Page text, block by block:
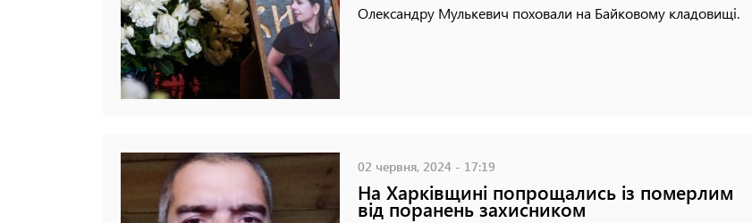
Олександру Мулькевич поховали на Байковому кладовищі.
02 червня, 2024 - 17:19
На Харківщині попрощались із померлим
від поранень захисником